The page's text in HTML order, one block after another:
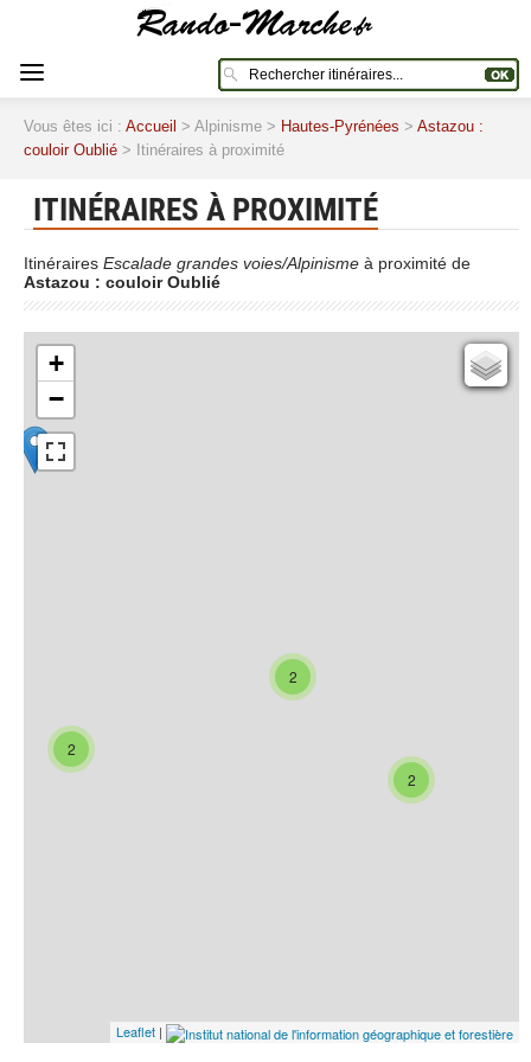
Vous êtes ici : Accueil > Alpinisme > Hautes-Pyrénées > Astazou :
couloir Oublié > Itinéraires à proximité
ITINÉRAIRES À PROXIMITÉ
Itinéraires Escalade grandes voies/Alpinisme à proximité de
Astazou : couloir Oublié
2
2
2
+
−
Leaflet |